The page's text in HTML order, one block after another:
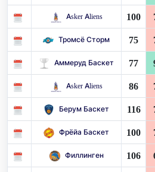
Asker Aliens 100
Тромсё Сторм 75
Аммеруд Баскет 77
Asker Aliens 86
Берум Баскет 116
Фрёйа Баскет 100
Филлинген 106